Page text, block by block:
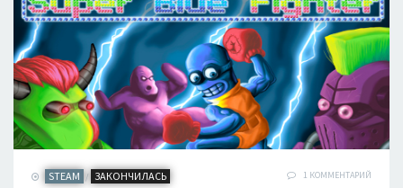
STEAM / ЗАКОНЧИЛАСЬ 1 КОММЕНТАРИЙ